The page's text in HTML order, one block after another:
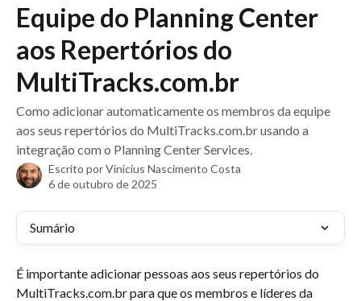
Equipe do Planning Center
aos Repertórios do
MultiTracks.com.br
Como adicionar automaticamente os membros da equipe
aos seus repertórios do MultiTracks.com.br usando a
integração com o Planning Center Services.
Escrito porVinicius Nascimento Costa
6 de outubro de 2025
Sumário
É importante adicionar pessoas aos seus repertórios do
MultiTracks.com.br para que os membros e líderes da